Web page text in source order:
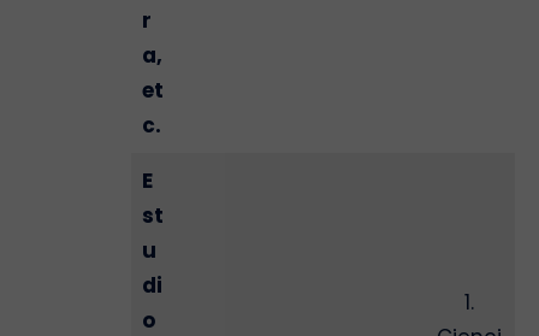
r
a,
et
c.
E
st
u
di
o
1.